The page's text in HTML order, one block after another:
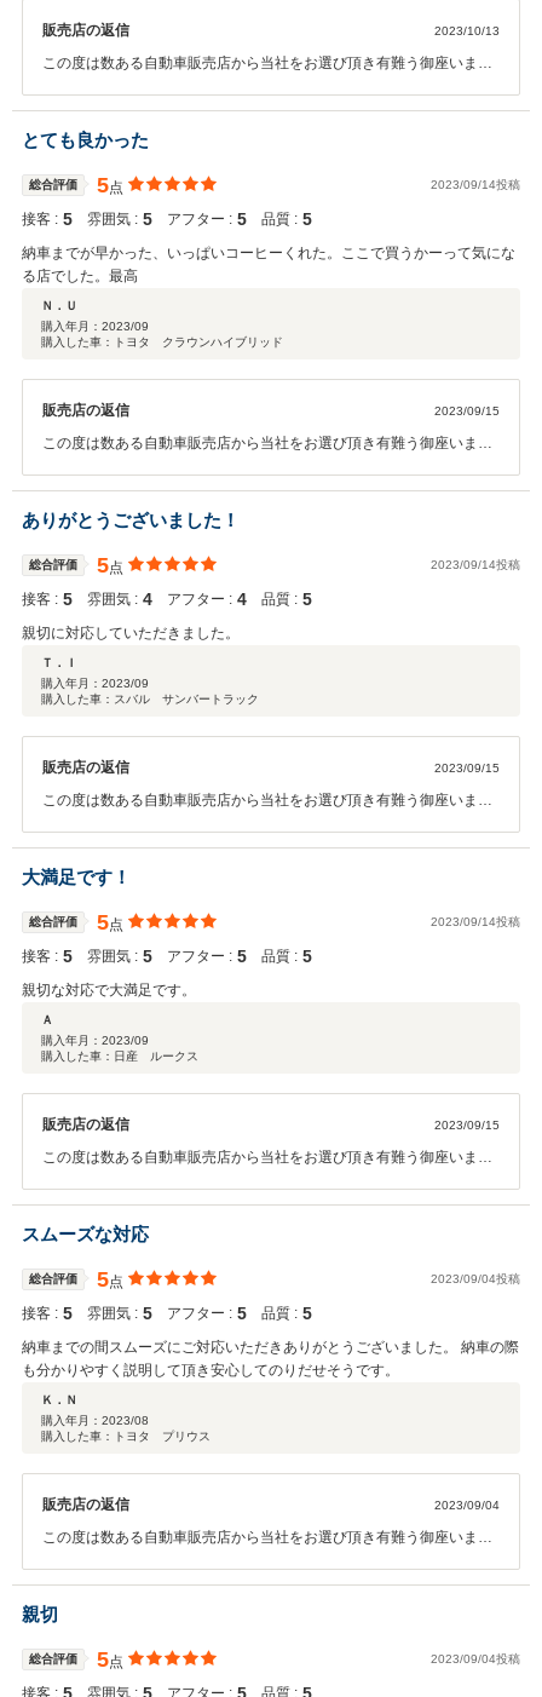
販売店の返信
2023/10/13
この度は数ある自動車販売店から当社をお選び頂き有難う御座いまし
しく思います。今後も何か御座いましたらスタッフ一同全力でサポー
トさせて頂きますのでお気軽にご連絡頂ければと思います。
とても良かった
総合評価 5点 2023/09/14投稿
接客 : 5 雰囲気 : 5 アフター : 5 品質 : 5
納車までが早かった、いっぱいコーヒーくれた。ここで買うかーって気にな
る店でした。最高
Ｎ．Ｕ
購入年月： 2023/09
購入した車：トヨタ クラウンハイブリッド
販売店の返信 2023/09/15
この度は数ある自動車販売店から当社をお選び頂き有難う御座いまし
く思います。今後も何か御座いましたらスタッフ一同全力でサポート
させて頂きますのでお気軽にご連絡頂ければと思います。
ありがとうございました！
総合評価 5点 2023/09/14投稿
接客 : 5 雰囲気 : 4 アフター : 4 品質 : 5
親切に対応していただきました。
Ｔ．Ｉ
購入年月： 2023/09
購入した車：スバル サンバートラック
販売店の返信 2023/09/15
この度は数ある自動車販売店から当社をお選び頂き有難う御座いまし
思います。今後も何か御座いましたらスタッフ一同全力でサポートさ
せて頂きますのでお気軽にご連絡頂ければと思います。
大満足です！
総合評価 5点 2023/09/14投稿
接客 : 5 雰囲気 : 5 アフター : 5 品質 : 5
親切な対応で大満足です。
Ａ
購入年月： 2023/09
購入した車：日産 ルークス
販売店の返信 2023/09/15
この度は数ある自動車販売店から当社をお選び頂き有難う御座いまし
思います。今後も何か御座いましたらスタッフ一同全力でサポートさ
せて頂きますのでお気軽にご連絡頂ければと思います。
スムーズな対応
総合評価 5点 2023/09/04投稿
接客 : 5 雰囲気 : 5 アフター : 5 品質 : 5
納車までの間スムーズにご対応いただきありがとうございました。 納車の際
も分かりやすく説明して頂き安心してのりだせそうです。
Ｋ．Ｎ
購入年月： 2023/08
購入した車：トヨタ プリウス
販売店の返信 2023/09/04
この度は数ある自動車販売店から当社をお選び頂き有難う御座いまし
く思います。今後も何か御座いましたらスタッフ一同全力でサポート
させて頂きますのでお気軽にご連絡頂ければと思います。
親切
総合評価 5点 2023/09/04投稿
接客 : 雰囲気 : アフター : 品質 :